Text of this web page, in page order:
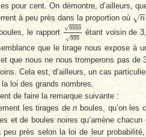
pour cent. On démontre, d’ailleurs,
à peu près dans la proportion où √n
n
le rapport √9999
√999
9999 999
étant voisin de
que le tirage nous expose à
que nous ne nous tromperons pas de
Cela est, d’ailleurs, un cas
loi des grands nombres.
de faire la remarque suivante :
les tirages den boules, qu’on les
et de boules noires qu’amène chacun
près selon la loi de leur probabilité,